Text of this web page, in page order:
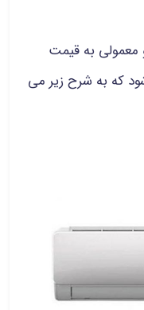
معمولی به قیمت
که به شرح زیر می